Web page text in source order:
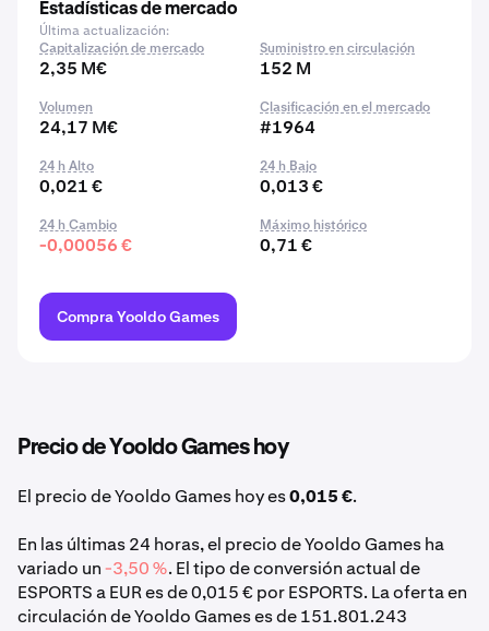
Estadísticas de mercado
Última actualización:
Capitalización de mercado
2,35 M€
Suministro en circulación
152 M
Volumen
24,17 M€
Clasificación en el mercado
#1964
24 h Alto
0,021 €
24 h Bajo
0,013 €
24 h Cambio
-0,00056 €
Máximo histórico
0,71 €
Compra Yooldo Games
Precio de Yooldo Games hoy
El precio de Yooldo Games hoy es0,015 €.
En las últimas 24 horas, el precio de Yooldo Games ha
variado un-3,50 %. El tipo de conversión actual de
ESPORTS a EUR es de 0,015 € por ESPORTS. La oferta en
circulación de Yooldo Games es de 151.801.243